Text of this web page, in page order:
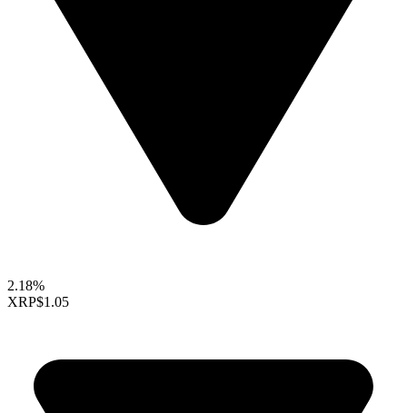
2.18%
XRP$1.05